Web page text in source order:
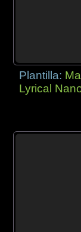
Plantilla:
Lyrical